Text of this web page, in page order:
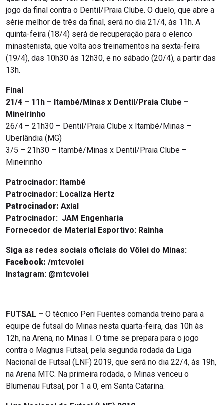
jogo da final contra o Dentil/Praia Clube. O duelo, que abre a
série melhor de três da final, será no dia 21/4, às 11h. A
quinta-feira (18/4) será de recuperação para o elenco
minastenista, que volta aos treinamentos na sexta-feira
(19/4), das 10h30 às 12h30, e no sábado (20/4), a partir das
13h.
Final
21/4 – 11h – Itambé/Minas x Dentil/Praia Clube –
Mineirinho
26/4 – 21h30 – Dentil/Praia Clube x Itambé/Minas –
Uberlândia (MG)
3/5 – 21h30 – Itambé/Minas x Dentil/Praia Clube –
Mineirinho
Patrocinador: Itambé
Patrocinador: Localiza Hertz
Patrocinador: Axial
Patrocinador: JAM Engenharia
Fornecedor de Material Esportivo: Rainha
Siga as redes sociais oficiais do Vôlei do Minas:
Facebook: /mtcvolei
Instagram: @mtcvolei
FUTSAL – O técnico Peri Fuentes comanda treino para a
equipe de futsal do Minas nesta quarta-feira, das 10h às
12h, na Arena, no Minas I. O time se prepara para o jogo
contra o Magnus Futsal, pela segunda rodada da Liga
Nacional de Futsal (LNF) 2019, que será no dia 22/4, às 19h,
na Arena MTC. Na primeira rodada, o Minas venceu o
Blumenau Futsal, por 1 a 0, em Santa Catarina.